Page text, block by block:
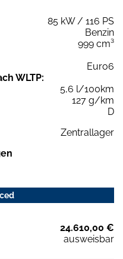
85 kW / 116 PS
Benzin
999 cm³
Euro6
WLTP:
5,6 l/100km
127 g/km
D
Zentrallager
24.610,00 €
ausweisbar